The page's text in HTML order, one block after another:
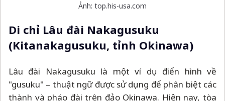
Ảnh: top.his-usa.com
Di chỉ Lâu đài Nakagusuku
(Kitanakagusuku, tỉnh Okinawa)
Lâu đài Nakagusuku là một ví dụ điển hình về
"gusuku" – thuật ngữ được sử dụng để phân biệt các
thành và pháo đài trên đảo Okinawa. Hiện nay, tòa